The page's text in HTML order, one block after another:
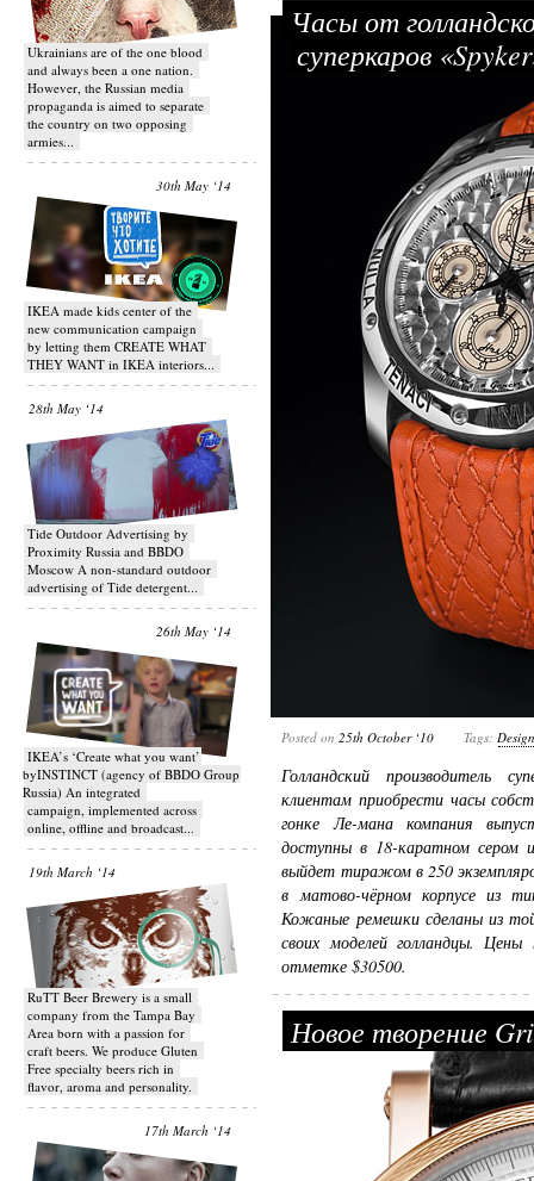
Ukrainians are of the one blood
and always been a one nation.
However, the Russian media
propaganda is aimed to separate
the country on two opposing
armies...
30th May ‘14
IKEA made kids center of the
new communication campaign
by letting them CREATE WHAT
THEY WANT in IKEA interiors...
28th May ‘14
Tide Outdoor Advertising by
Proximity Russia and BBDO
Moscow A non-standard outdoor
advertising of Tide detergent...
26th May ‘14
IKEA’s ‘Create what you want’
byINSTINCT (agency of BBDO Group
Russia) An integrated
campaign, implemented across
online, offline and broadcast...
19th March ‘14
RuTT Beer Brewery is a small
company from the Tampa Bay
Area born with a passion for
craft beers. We produce Gluten
Free specialty beers rich in
flavor, aroma and personality.
17th March ‘14
Часы от
суперкаров
Posted on 25th October ‘10 Tags:
Голландский производитель
клиентам приобрести часы
гонке Ле-мана компания
доступны в 18-каратном сером
выйдет тиражом в 250
в матово-чёрном корпусе из
Кожаные ремешки сделаны из
своих моделей голландцы.
отметке $30500.
Новое творение